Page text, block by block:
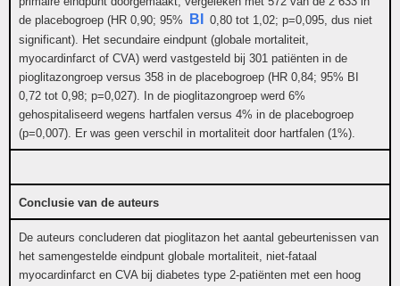
de placebogroep (HR 0,90; 95%
BI
0,80 tot 1,02; p=0,095, dus niet
significant). Het secundaire eindpunt (globale mortaliteit,
myocardinfarct of CVA) werd vastgesteld bij 301 patiënten in de
pioglitazongroep versus 358 in de placebogroep (HR 0,84; 95% BI
0,72 tot 0,98; p=0,027). In de pioglitazongroep werd 6%
gehospitaliseerd wegens hartfalen versus 4% in de placebogroep
(p=0,007). Er was geen verschil in mortaliteit door hartfalen (1%).
Conclusie van de auteurs
De auteurs concluderen dat pioglitazon het aantal gebeurtenissen van
het samengestelde eindpunt globale mortaliteit, niet-fataal
myocardinfarct en CVA bij diabetes type 2-patiënten met een hoog